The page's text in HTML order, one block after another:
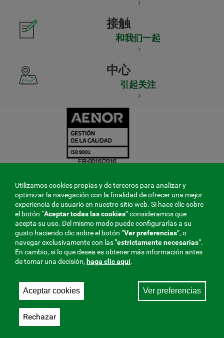
接触
和我们一起
中心
引起关注
Y
Utilizamos cookies propias y de terceros para analizar y
optimizar la navegación con la finalidad de ofrecer una mejor
experiencia de usuario en nuestro sitio web. Si hace clic sobre
el botón “Aceptar todas las cookies” consideramos que
acepta su uso. Del mismo modo puede configurarlas a su
gusto haciendo clic sobre el botón ”Ver preferencias”, o
navegar exclusivamente con las"estrictamentenecesarias”.
En cambio, si lo que desea es obtener más información antes
de tomar una decisión, haga clic aquí.
Aceptar cookies Ver preferencias
Rechazar